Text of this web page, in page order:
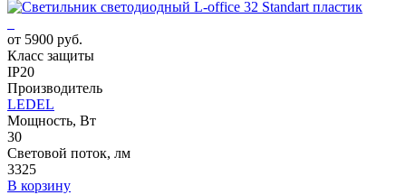
от 5900 руб.
Класс защиты
IP20
Производитель
LEDEL
Мощность, Вт
30
Световой поток, лм
3325
В корзину